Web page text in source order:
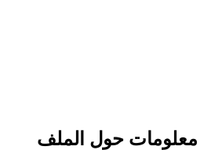
معلومات حول الملف